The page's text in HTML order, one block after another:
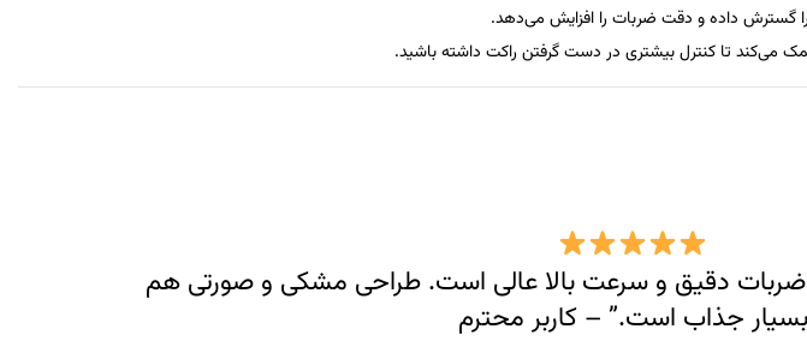
گسترش داده و دقت ضربات را افزایش می‌دهد.
می‌کند تا کنترل بیشتری در دست گرفتن راکت داشته باشید.
ضربات دقیق و سرعت بالا عالی است. طراحی مشکی و صورتی هم
بسیار جذاب است.” – کاربر محترم